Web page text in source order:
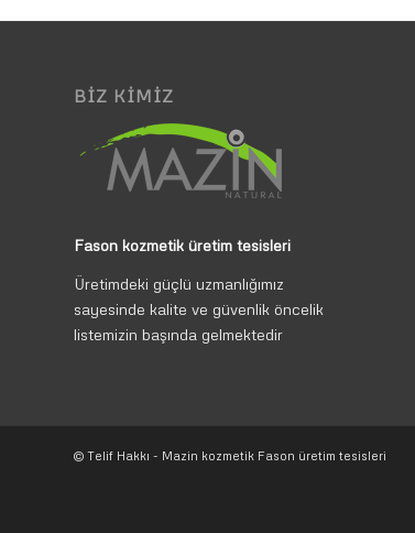
BIZ KIMIZ
Fason kozmetik üretim tesisleri
Üretimdeki güçlü uzmanlığımız
sayesinde kalite ve güvenlik öncelik
listemizin başında gelmektedir
© Telif Hakkı - Mazin kozmetik Fason üretim tesisleri